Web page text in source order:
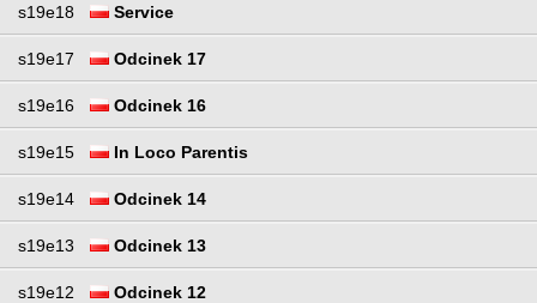
s19e18 Service
s19e17 Odcinek 17
s19e16 Odcinek 16
s19e15 In Loco Parentis
s19e14 Odcinek 14
s19e13 Odcinek 13
s19e12 Odcinek 12